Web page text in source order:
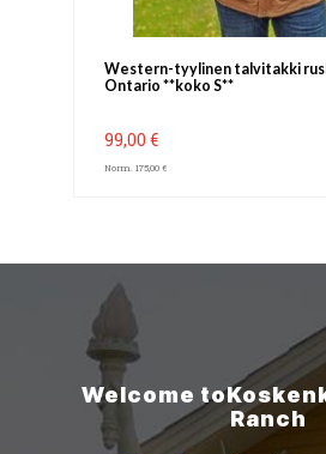
Western-tyylinen talvitakki
Ontario **koko S**
99,00 €
Norm. 175,00 €
Welcome to
Ranch